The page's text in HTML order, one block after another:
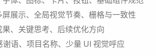
展示、全局视觉节奏、栅格与一致性
、关键思考、后续优化方向
语、项目名称、少量 UI 视觉呼应